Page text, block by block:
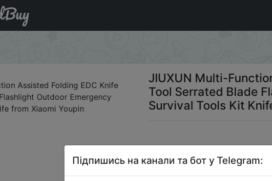
Multi-Function Assisted Folding EDC Knife Tool Serrated Blade
JIUXUN Multi-
Tool Serrated Blade
Survival Tools Kit
Підпишись на канали та бот у Telegram: